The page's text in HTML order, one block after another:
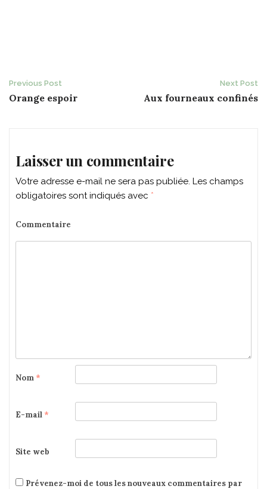
Post
navigation
Previous Post
Orange espoir
Next Post
Aux fourneaux confinés
Laisser un commentaire
Votre adresse e-mail ne sera pas publiée. Les champs
obligatoires sont indiqués avec *
Commentaire
Nom *
E-mail *
Site web
Prévenez-moi de tous les nouveaux commentaires par